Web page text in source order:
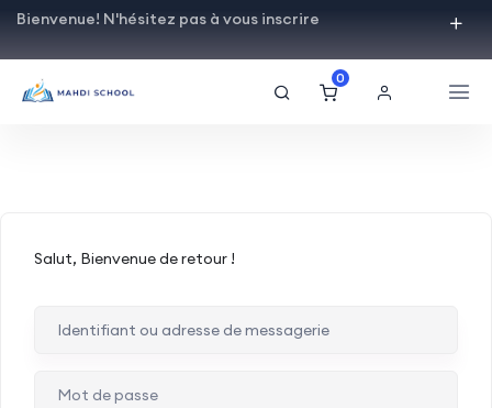
Bienvenue! N'hésitez pas à vous inscrire
0
Salut, Bienvenue de retour !